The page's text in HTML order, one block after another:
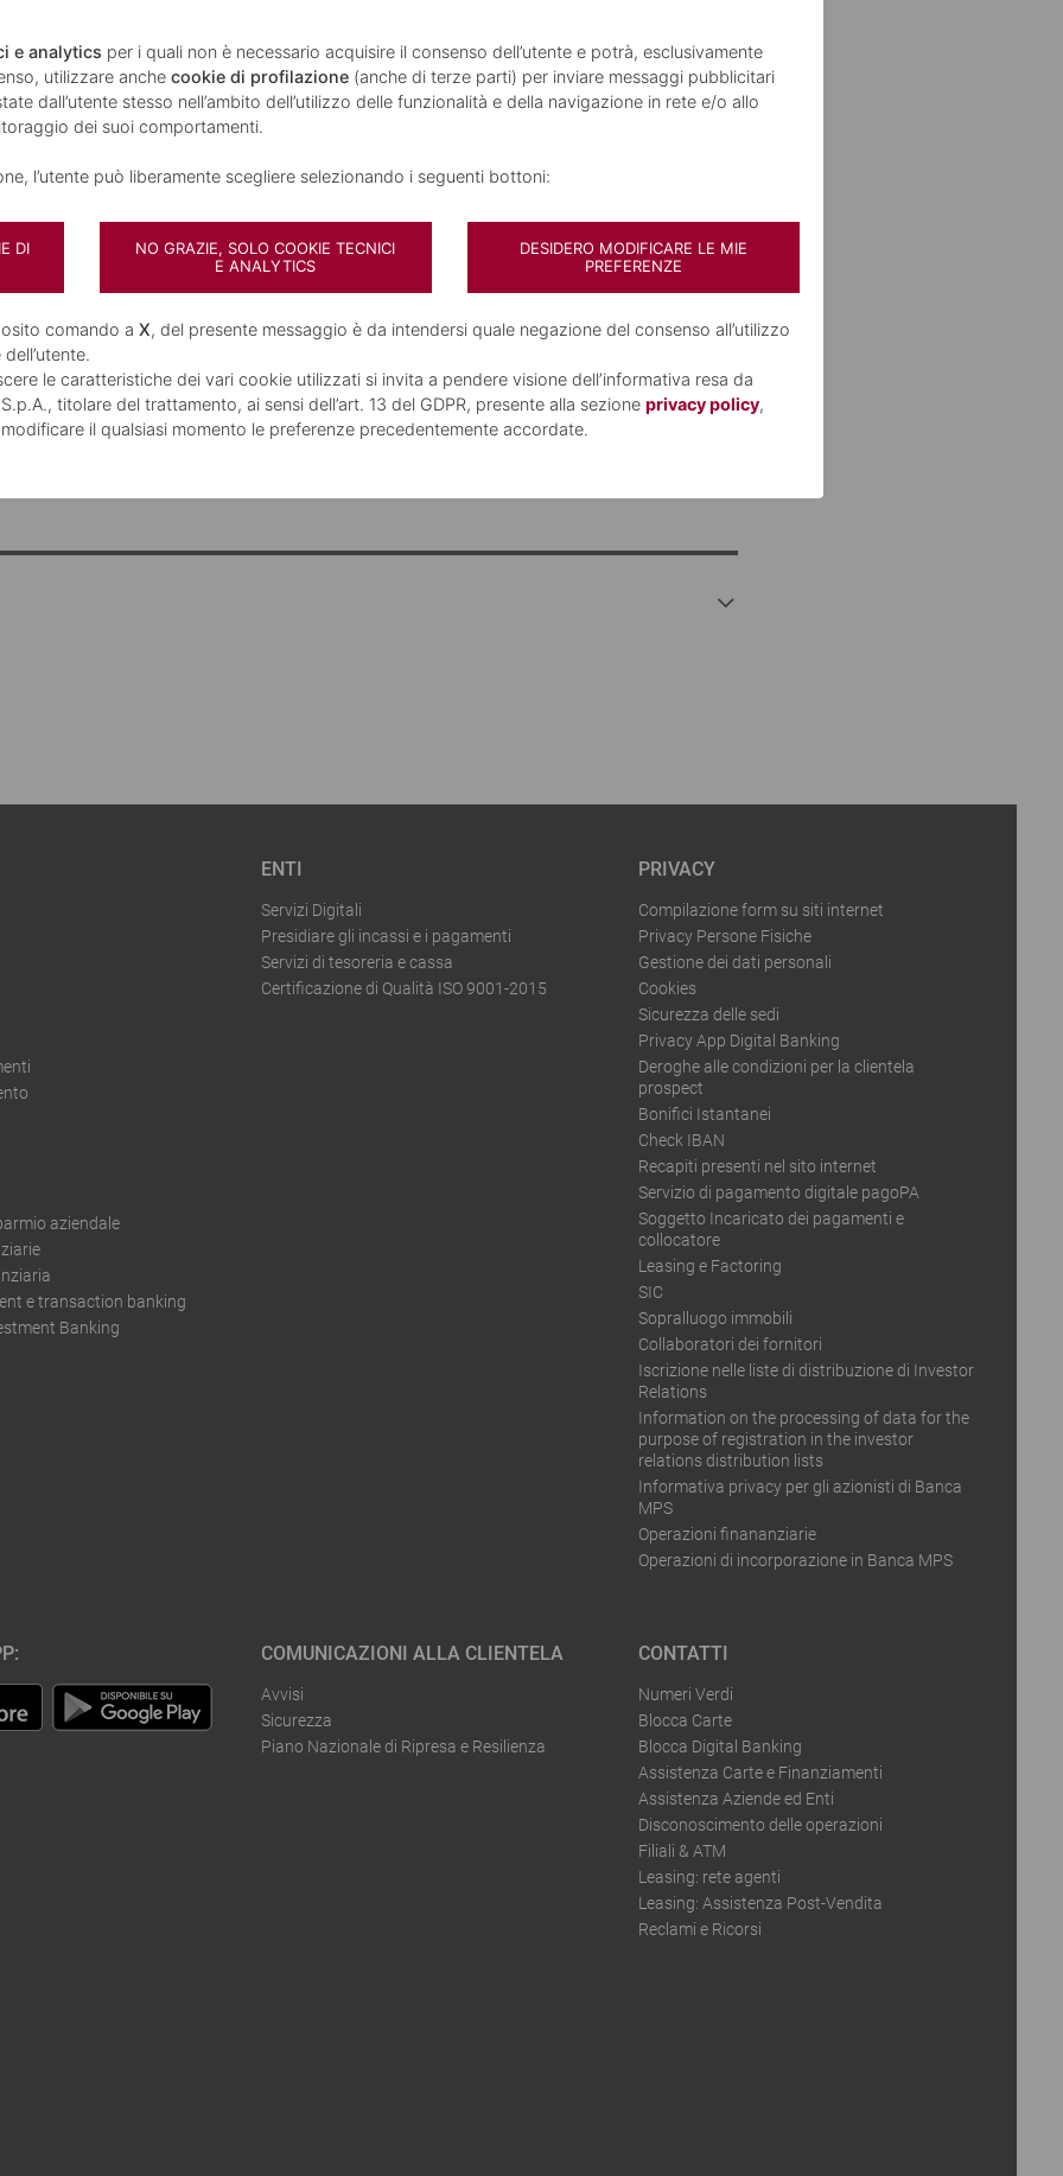
standard di 4€/mese mase hai meno di 30 anni, se accrediti il
il tuo conto, personalizzandolo con i prodotti e servizi aggiuntivi
ottenendo sconti.
all’azzeramento del canone
economiche sono rilevabili nei fogli informativi disponibili in filiale e sul sito web della Banca
L’apertura dei rapporti è subordinata all’approvazione della Banca. Il Modulo Easy è riservato
meno di 6 mesi, un altro conto corrente MPS con la stessa intestazione.
aziendale
e transaction banking
Banking
ENTI
Servizi Digitali
Presidiare gli incassi e i pagamenti
Servizi di tesoreria e cassa
Certificazione di Qualità ISO 9001-2015
PRIVACY
Compilazione form su siti internet
Privacy Persone Fisiche
Gestione dei dati personali
Cookies
Sicurezza delle sedi
Privacy App Digital Banking
Deroghe alle condizioni per la clientela
prospect
Bonifici Istantanei
Check IBAN
Recapiti presenti nel sito internet
Servizio di pagamento digitale pagoPA
Soggetto Incaricato dei pagamenti e
collocatore
Leasing e Factoring
SIC
Sopralluogo immobili
Collaboratori dei fornitori
Iscrizione nelle liste di distribuzione di Investor
Relations
Information on the processing of data for the
purpose of registration in the investor
relations distribution lists
Informativa privacy per gli azionisti di Banca
MPS
Operazioni finananziarie
Operazioni di incorporazione in Banca MPS
COMUNICAZIONI ALLA CLIENTELA
Avvisi
Sicurezza
Piano Nazionale di Ripresa e Resilienza
CONTATTI
Numeri Verdi
Blocca Carte
Blocca Digital Banking
Assistenza Carte e Finanziamenti
Assistenza Aziende ed Enti
Disconoscimento delle operazioni
Filiali & ATM
Leasing: rete agenti
Leasing: Assistenza Post-Vendita
Reclami e Ricorsi
e analytics per i quali non è necessario acquisire il consenso dell’utente e potrà, esclusivamente
utilizzare anche cookie di profilazione(anche di terze parti) per inviare messaggi pubblicitari
dall’utente stesso nell’ambito dell’utilizzo delle funzionalità e della navigazione in rete e/o allo
dei suoi comportamenti.
l’utente può liberamente scegliere selezionando i seguenti bottoni:
DI
NO GRAZIE, SOLO COOKIE TECNICI
E ANALYTICS
DESIDERO MODIFICARE LE MIE
PREFERENZE
comando a X, del presente messaggio è da intendersi quale negazione del consenso all’utilizzo
le caratteristiche dei vari cookie utilizzati si invita a pendere visione dell’informativa resa da
titolare del trattamento, ai sensi dell’art. 13 del GDPR, presente alla sezione privacy policy,
il qualsiasi momento le preferenze precedentemente accordate.